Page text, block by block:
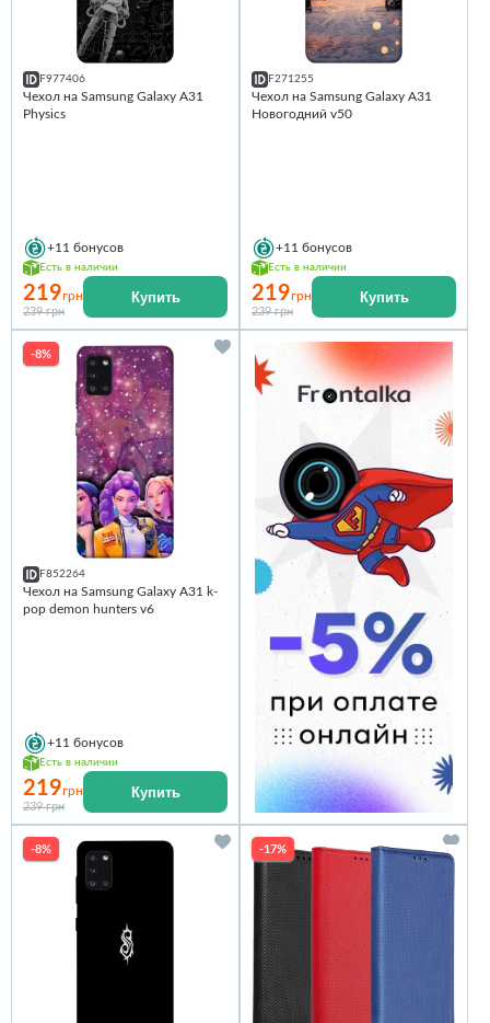
F977406
Чехол на Samsung Galaxy A31
Physics
+11 бонусов
Есть в наличии
219грн
239 грн
Купить
F271255
Чехол на Samsung Galaxy A31
Новогодний v50
+11 бонусов
Есть в наличии
219грн
239 грн
Купить
-8%
F852264
Чехол на Samsung Galaxy A31 k-
pop demon hunters v6
+11 бонусов
Есть в наличии
219грн
239 грн
Купить
-8% -17%